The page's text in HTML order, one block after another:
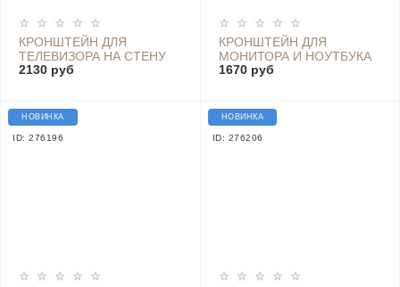
КРОНШТЕЙН ДЛЯ
ТЕЛЕВИЗОРА НА СТЕНУ
ПОВОРОТНЫЙ GODOO
2130 руб
КРОНШТЕЙН ДЛЯ
МОНИТОРА И НОУТБУКА
10/9 КГ 17"-32" VESA
1670 руб
НОВИНКА
ID: 276196
НОВИНКА
ID: 276206